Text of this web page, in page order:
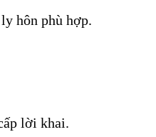
hôn phù hợp.
lời khai.